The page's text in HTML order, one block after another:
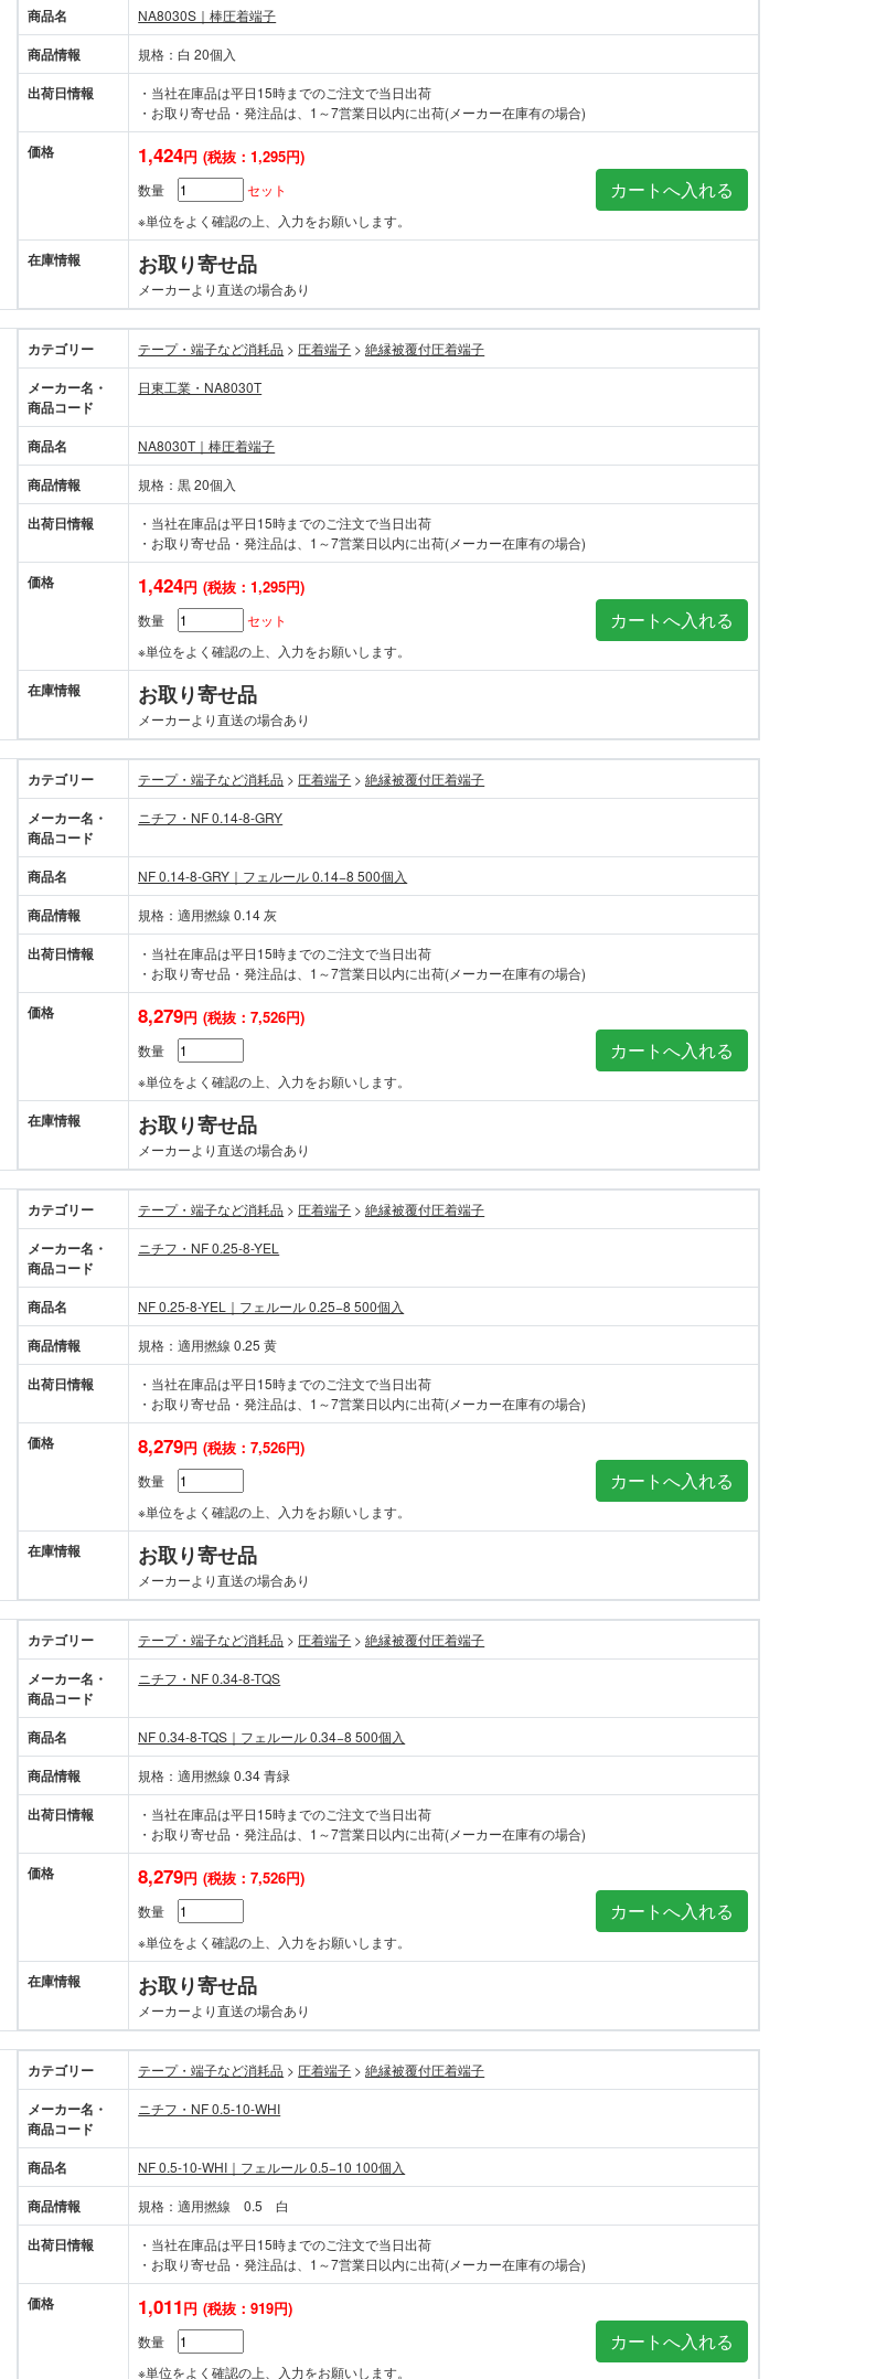
商品名 NA8030S｜棒圧着端子
商品情報 規格：白 20個入
出荷日情報
・当社在庫品は平日15時までのご注文で当日出荷
・お取り寄せ品・発注品は、1～7営業日以内に出荷(メーカー在庫有の場合)
価格 1,424円 (税抜：1,295円)
数量
セット
※単位をよく確認の上、入力をお願いします。
在庫情報 お取り寄せ品
メーカーより直送の場合あり
カテゴリー テープ・端子など消耗品 > 圧着端子 > 絶縁被覆付圧着端子
メーカー名・
商品コード
日東工業・NA8030T
商品名 NA8030T｜棒圧着端子
商品情報 規格：黒 20個入
出荷日情報
・当社在庫品は平日15時までのご注文で当日出荷
・お取り寄せ品・発注品は、1～7営業日以内に出荷(メーカー在庫有の場合)
価格 1,424円 (税抜：1,295円)
数量
セット
※単位をよく確認の上、入力をお願いします。
在庫情報 お取り寄せ品
メーカーより直送の場合あり
カテゴリー テープ・端子など消耗品 > 圧着端子 > 絶縁被覆付圧着端子
メーカー名・
商品コード
ニチフ・NF 0.14-8-GRY
商品名 NF 0.14-8-GRY｜フェルール 0.14−8 500個入
商品情報 規格：適用撚線 0.14 灰
出荷日情報
・当社在庫品は平日15時までのご注文で当日出荷
・お取り寄せ品・発注品は、1～7営業日以内に出荷(メーカー在庫有の場合)
価格 8,279円 (税抜：7,526円)
数量
※単位をよく確認の上、入力をお願いします。
在庫情報 お取り寄せ品
メーカーより直送の場合あり
カテゴリー テープ・端子など消耗品 > 圧着端子 > 絶縁被覆付圧着端子
メーカー名・
商品コード
ニチフ・NF 0.25-8-YEL
商品名 NF 0.25-8-YEL｜フェルール 0.25−8 500個入
商品情報 規格：適用撚線 0.25 黄
出荷日情報
・当社在庫品は平日15時までのご注文で当日出荷
・お取り寄せ品・発注品は、1～7営業日以内に出荷(メーカー在庫有の場合)
価格 8,279円 (税抜：7,526円)
数量
※単位をよく確認の上、入力をお願いします。
在庫情報 お取り寄せ品
メーカーより直送の場合あり
カテゴリー テープ・端子など消耗品 > 圧着端子 > 絶縁被覆付圧着端子
メーカー名・
商品コード
ニチフ・NF 0.34-8-TQS
商品名 NF 0.34-8-TQS｜フェルール 0.34−8 500個入
商品情報 規格：適用撚線 0.34 青緑
出荷日情報
・当社在庫品は平日15時までのご注文で当日出荷
・お取り寄せ品・発注品は、1～7営業日以内に出荷(メーカー在庫有の場合)
価格 8,279円 (税抜：7,526円)
数量
※単位をよく確認の上、入力をお願いします。
在庫情報 お取り寄せ品
メーカーより直送の場合あり
カテゴリー テープ・端子など消耗品 > 圧着端子 > 絶縁被覆付圧着端子
メーカー名・
商品コード
ニチフ・NF 0.5-10-WHI
商品名 NF 0.5-10-WHI｜フェルール 0.5−10 100個入
商品情報 規格：適用撚線 0.5 白
出荷日情報
・当社在庫品は平日15時までのご注文で当日出荷
・お取り寄せ品・発注品は、1～7営業日以内に出荷(メーカー在庫有の場合)
価格 1,011円 (税抜：919円)
数量
※単位をよく確認の上、入力をお願いします。